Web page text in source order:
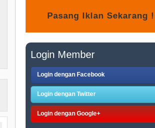
Login Member
Login dengan Facebook
Login dengan Twitter
Login dengan Google+